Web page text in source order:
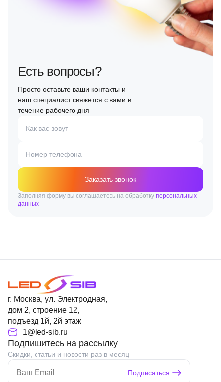
Есть вопросы?
Просто оставьте ваши контакты и
наш специалист свяжется с вами в
течение рабочего дня
Как вас зовут
Номер телефона
Заказать звонок
Заполняя форму вы соглашаетесь на обработку персональных
данных
г. Москва, ул. Электродная,
дом 2, строение 12,
подъезд 1й, 2й этаж
1@led-sib.ru
Подпишитесь на рассылку
Скидки, статьи и новости раз в месяц
Подписаться